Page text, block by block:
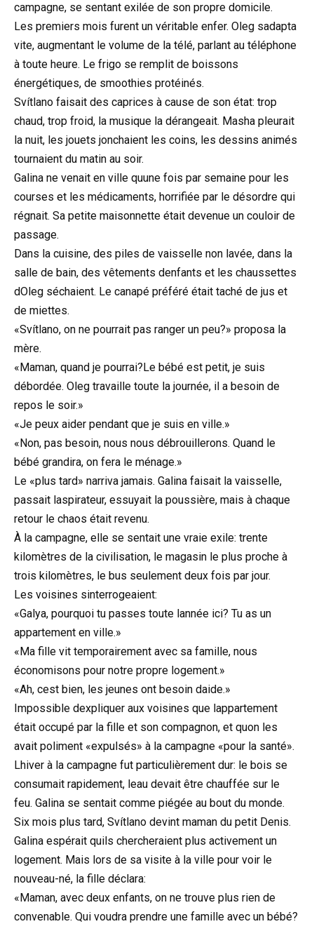
campagne, se sentant exilée de son propre domicile.
Les premiers mois furent un véritable enfer. Oleg sadapta
vite, augmentant le volume de la télé, parlant au téléphone
à toute heure. Le frigo se remplit de boissons
énergétiques, de smoothies protéinés.
Svítlano faisait des caprices à cause de son état: trop
chaud, trop froid, la musique la dérangeait. Masha pleurait
la nuit, les jouets jonchaient les coins, les dessins animés
tournaient du matin au soir.
Galina ne venait en ville quune fois par semaine pour les
courses et les médicaments, horrifiée par le désordre qui
régnait. Sa petite maisonnette était devenue un couloir de
passage.
Dans la cuisine, des piles de vaisselle non lavée, dans la
salle de bain, des vêtements denfants et les chaussettes
dOleg séchaient. Le canapé préféré était taché de jus et
de miettes.
«Svítlano, on ne pourrait pas ranger un peu?» proposa la
mère.
«Maman, quand je pourrai?Le bébé est petit, je suis
débordée. Oleg travaille toute la journée, il a besoin de
repos le soir.»
«Je peux aider pendant que je suis en ville.»
«Non, pas besoin, nous nous débrouillerons. Quand le
bébé grandira, on fera le ménage.»
Le «plus tard» narriva jamais. Galina faisait la vaisselle,
passait laspirateur, essuyait la poussière, mais à chaque
retour le chaos était revenu.
À la campagne, elle se sentait une vraie exile: trente
kilomètres de la civilisation, le magasin le plus proche à
trois kilomètres, le bus seulement deux fois par jour.
Les voisines sinterrogeaient:
«Galya, pourquoi tu passes toute lannée ici? Tu as un
appartement en ville.»
«Ma fille vit temporairement avec sa famille, nous
économisons pour notre propre logement.»
«Ah, cest bien, les jeunes ont besoin daide.»
Impossible dexpliquer aux voisines que lappartement
était occupé par la fille et son compagnon, et quon les
avait poliment «expulsés» à la campagne «pour la santé».
Lhiver à la campagne fut particulièrement dur: le bois se
consumait rapidement, leau devait être chauffée sur le
feu. Galina se sentait comme piégée au bout du monde.
Six mois plus tard, Svítlano devint maman du petit Denis.
Galina espérait quils chercheraient plus activement un
logement. Mais lors de sa visite à la ville pour voir le
nouveau-né, la fille déclara:
«Maman, avec deux enfants, on ne trouve plus rien de
convenable. Qui voudra prendre une famille avec un bébé?